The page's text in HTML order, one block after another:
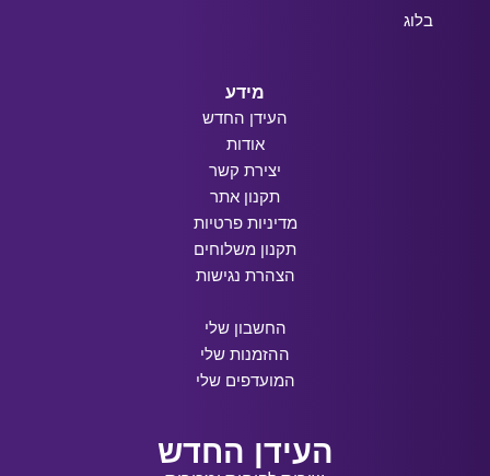
בלוג
מידע
העידן החדש
אודות
יצירת קשר
תקנון אתר
מדיניות פרטיות
תקנון משלוחים
הצהרת נגישות
החשבון שלי
ההזמנות שלי
המועדפים שלי
העידן החדש